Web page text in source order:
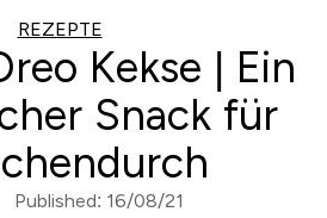
REZEPTE
Kekse | Ein
Snack für
Published: 16/08/21